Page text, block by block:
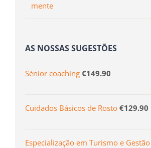
mente
AS NOSSAS SUGESTÕES
Sénior coaching €149.90
Cuidados Básicos de Rosto €129.90
Especialização em Turismo e Gestão